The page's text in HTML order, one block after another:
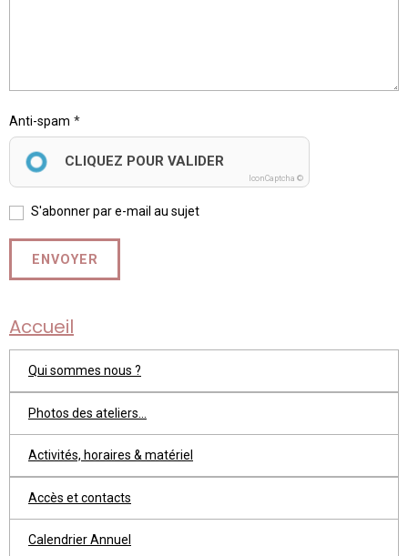
Anti-spam
CLIQUEZ POUR VALIDER
IconCaptcha ©
S'abonner par e-mail au sujet
ENVOYER
Accueil
Qui sommes nous ?
Photos des ateliers...
Activités, horaires & matériel
Accès et contacts
Calendrier Annuel